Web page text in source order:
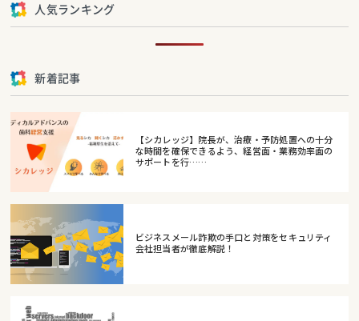
人気ランキング
新着記事
【シカレッジ】院長が、治療・予防処置への十分
な時間を確保できるよう、経営面・業務効率面の
サポートを行……
ビジネスメール詐欺の手口と対策をセキュリティ
会社担当者が徹底解説！